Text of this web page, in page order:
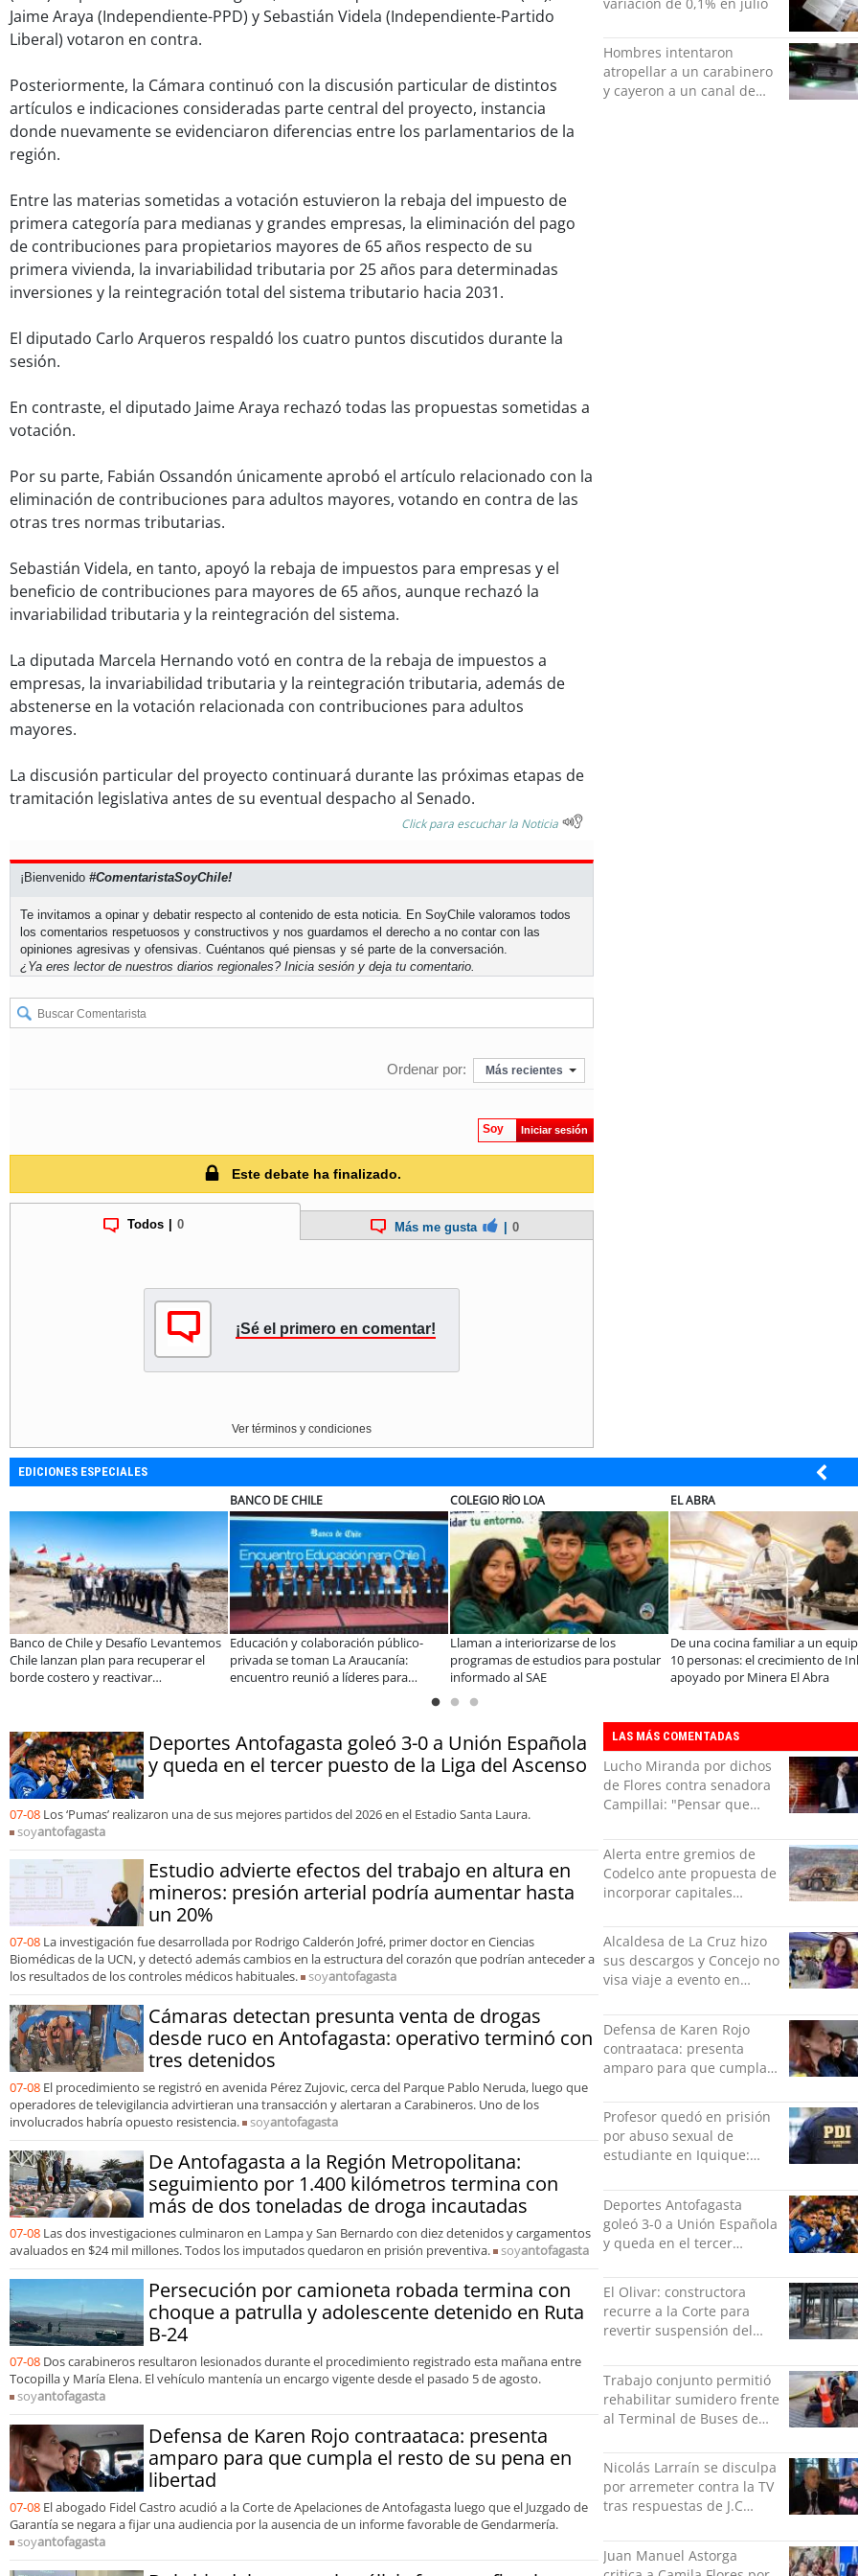
Jaime Araya (Independiente-PPD) y Sebastián Videla (Independiente-Partido
Liberal) votaron en contra.
Posteriormente, la Cámara continuó con la discusión particular de distintos
artículos e indicaciones consideradas parte central del proyecto, instancia
donde nuevamente se evidenciaron diferencias entre los parlamentarios de la
región.
Entre las materias sometidas a votación estuvieron la rebaja del impuesto de
primera categoría para medianas y grandes empresas, la eliminación del pago
de contribuciones para propietarios mayores de 65 años respecto de su
primera vivienda, la invariabilidad tributaria por 25 años para determinadas
inversiones y la reintegración total del sistema tributario hacia 2031.
El diputado Carlo Arqueros respaldó los cuatro puntos discutidos durante la
sesión.
En contraste, el diputado Jaime Araya rechazó todas las propuestas sometidas a
votación.
Por su parte, Fabián Ossandón únicamente aprobó el artículo relacionado con la
eliminación de contribuciones para adultos mayores, votando en contra de las
otras tres normas tributarias.
Sebastián Videla, en tanto, apoyó la rebaja de impuestos para empresas y el
beneficio de contribuciones para mayores de 65 años, aunque rechazó la
invariabilidad tributaria y la reintegración del sistema.
La diputada Marcela Hernando votó en contra de la rebaja de impuestos a
empresas, la invariabilidad tributaria y la reintegración tributaria, además de
abstenerse en la votación relacionada con contribuciones para adultos
mayores.
La discusión particular del proyecto continuará durante las próximas etapas de
tramitación legislativa antes de su eventual despacho al Senado.
Click para escuchar la Noticia
¡Bienvenido #ComentaristaSoyChile!
Te invitamos a opinar y debatir respecto al contenido de esta noticia. En SoyChile valoramos todos
los comentarios respetuosos y constructivos y nos guardamos el derecho a no contar con las
opiniones agresivas y ofensivas. Cuéntanos qué piensas y sé parte de la conversación.
¿Ya eres lector de nuestros diarios regionales? Inicia sesión y deja tu comentario.
Ordenar por: Más recientes
Soy Iniciar sesión
Este debate ha finalizado.
Todos 0 Más me gusta 0
¡Sé el primero en comentar!
Ver términos y condiciones
Hombres intentaron
atropellar a un carabinero
y cayeron a un canal de
EDICIONES ESPECIALES
y Desafío Levantemos
para recuperar el
y reactivar
BANCO DE CHILE
Educación y colaboración público-
privada se toman La Araucanía:
encuentro reunió a líderes para
COLEGIO RÍO LOA
Llaman a interiorizarse de los
programas de estudios para postular
informado al SAE
De una cocina familiar a un equipo de
10 personas: el crecimiento de Inkillay
apoyado por Minera El Abra
Claves
Sale
Deportes Antofagasta goleó 3-0 a Unión Española
y queda en el tercer puesto de la Liga del Ascenso
07-08 Los ‘Pumas’ realizaron una de sus mejores partidos del 2026 en el Estadio Santa Laura.
soyantofagasta
Estudio advierte efectos del trabajo en altura en
mineros: presión arterial podría aumentar hasta
un 20%
07-08 La investigación fue desarrollada por Rodrigo Calderón Jofré, primer doctor en Ciencias
Biomédicas de la UCN, y detectó además cambios en la estructura del corazón que podrían anteceder a
los resultados de los controles médicos habituales.
soyantofagasta
Cámaras detectan presunta venta de drogas
desde ruco en Antofagasta: operativo terminó con
tres detenidos
07-08 El procedimiento se registró en avenida Pérez Zujovic, cerca del Parque Pablo Neruda, luego que
operadores de televigilancia advirtieran una transacción y alertaran a Carabineros. Uno de los
involucrados habría opuesto resistencia.
soyantofagasta
De Antofagasta a la Región Metropolitana:
seguimiento por 1.400 kilómetros termina con
más de dos toneladas de droga incautadas
07-08 Las dos investigaciones culminaron en Lampa y San Bernardo con diez detenidos y cargamentos
avaluados en $24 mil millones. Todos los imputados quedaron en prisión preventiva.
soyantofagasta
Persecución por camioneta robada termina con
choque a patrulla y adolescente detenido en Ruta
B-24
07-08 Dos carabineros resultaron lesionados durante el procedimiento registrado esta mañana entre
Tocopilla y María Elena. El vehículo mantenía un encargo vigente desde el pasado 5 de agosto.
soyantofagasta
Defensa de Karen Rojo contraataca: presenta
amparo para que cumpla el resto de su pena en
libertad
07-08 El abogado Fidel Castro acudió a la Corte de Apelaciones de Antofagasta luego que el Juzgado de
Garantía se negara a fijar una audiencia por la ausencia de un informe favorable de Gendarmería.
soyantofagasta
LAS MÁS COMENTADAS
Lucho Miranda por dichos
de Flores contra senadora
Campillai: "Pensar que
es una forma de quitar
dignidad"
Alerta entre gremios de
Codelco ante propuesta de
incorporar capitales
Alcaldesa de La Cruz hizo
sus descargos y Concejo no
visa viaje a evento en
grabación con abuso
sexual infantil
Defensa de Karen Rojo
contraataca: presenta
amparo para que cumpla
libertad
Profesor quedó en prisión
por abuso sexual de
estudiante en Iquique:
Deportes Antofagasta
goleó 3-0 a Unión Española
y queda en el tercer
Ascenso
El Olivar: constructora
recurre a la Corte para
revertir suspensión del
Trabajo conjunto permitió
rehabilitar sumidero frente
al Terminal de Buses de
Nicolás Larraín se disculpa
por arremeter contra la TV
tras respuestas de J.C
Juan Manuel Astorga